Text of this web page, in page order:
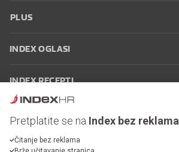
PLUS
INDEX OGLASI
INDEX RECEPTI
Oglašavanje Zaposli se na Indexu
Pretplatite se na Index bez reklama
Čitanje bez reklama